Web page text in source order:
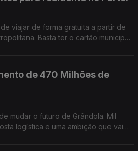
viajar de forma gratuita a partir de
Basta ter o cartão municipal
de 470 Milhões de
logística e uma ambição que vai